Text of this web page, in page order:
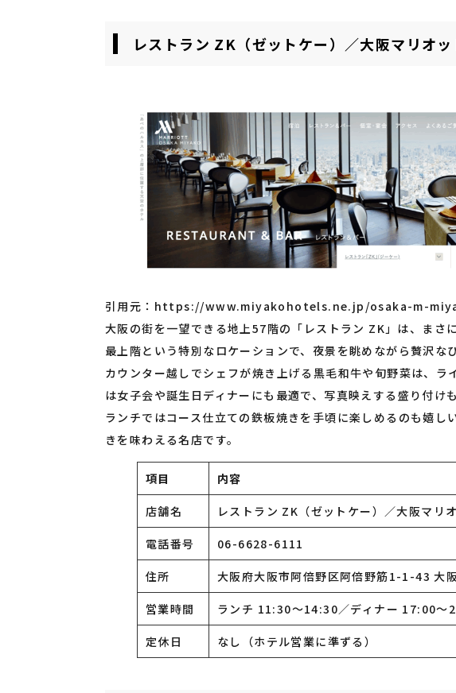
レストラン ZK（ゼットケー）／大阪マリオ
引用元： https://www.miyakohotels.ne.jp/osaka-m-
大阪の街を一望できる地上57階の「レストラン ZK」は、まさ
最上階という特別なロケーションで、夜景を眺めながら贅沢な
カウンター越しでシェフが焼き上げる黒毛和牛や旬野菜は、ラ
は女子会や誕生日ディナーにも最適で、写真映えする盛り付けも
ランチではコース仕立ての鉄板焼きを手頃に楽しめるのも嬉し
きを味わえる名店です。
項目 内容
店舗名 レストラン ZK（ゼットケー）／大阪マリ
電話番号 06-6628-6111
住所 大阪府大阪市阿倍野区阿倍野筋1-1-43 大
営業時間 ランチ 11:30～14:30／ディナー 17:00～
定休日 なし（ホテル営業に準ずる）